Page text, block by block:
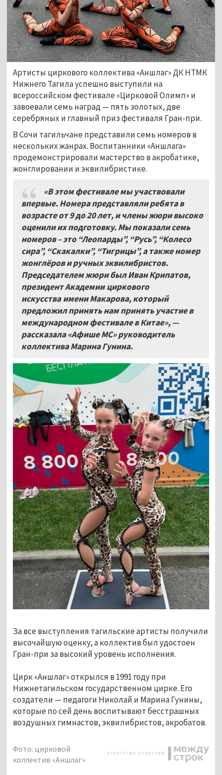
Артисты циркового коллектива «Аншлаг» ДК НТМК
Нижнего Тагила успешно выступили на
всероссийском фестивале «Цирковой Олимп» и
завоевали семь наград — пять золотых, две
серебряных и главный приз фестиваля Гран-при.
В Сочи тагильчане представили семь номеров в
нескольких жанрах. Воспитанники «Аншлага»
продемонстрировали мастерство в акробатике,
жонглировании и эквилибристике.
«В этом фестивале мы участвовали
впервые. Номера представляли ребята в
возрасте от 9 до 20 лет, и члены жюри высоко
оценили их подготовку. Мы показали семь
номеров – это “Леопарды”, “Русь”, “Колесо
сира”, “Скакалки”, “Тигрицы”, а также номер
жонглёров и ручных эквилибристов.
Председателем жюри былИван Крипатов,
президент Академии циркового
искусства имени Макарова, который
предложил принять нам принять участие в
международном фестивале в Китае», —
рассказала «Афише МС» руководитель
коллектива Марина Гунина.
За все выступления тагильские артисты получили
высочайшую оценку, а коллектив был удостоен
Гран-при за высокий уровень исполнения.
Цирк «Аншлаг» открылся в 1991 году при
Нижнетагильском государственном цирке. Его
создатели — педагоги Николай и Марина Гунины,
которые по сей день воспитывают бесстрашных
воздушных гимнастов, эквилибристов, акробатов.
Фото: цирковой
коллектив «Аншлаг»